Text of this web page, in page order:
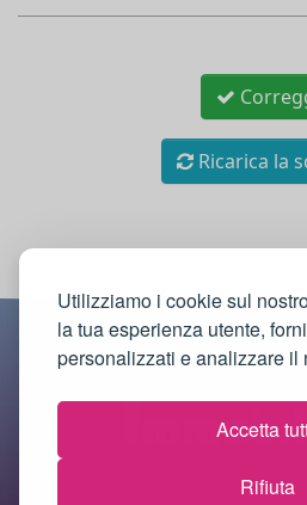
Utilizziamo i cookie sul
la tua esperienza utente,
personalizzati e analizzare il
Accetta
Rifiuta
Ricarica la